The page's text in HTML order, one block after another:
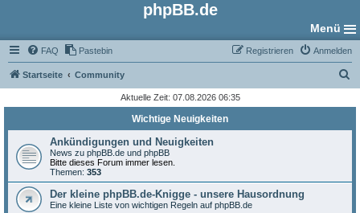
phpBB.de
Menü
FAQ Pastebin Anmelden
Registrieren
Startseite Community
h
Aktuelle Zeit: 07.08.2026 06:35
Wichtige Neuigkeiten
Ankündigungen und Neuigkeiten
News zu phpBB.de und phpBB
Bitte dieses Forum immer lesen.
Themen: 353
Der kleine phpBB.de-Knigge - unsere Hausordnung
Eine kleine Liste von wichtigen Regeln auf phpBB.de